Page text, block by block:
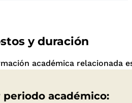
y duración
académica relacionada
académico: